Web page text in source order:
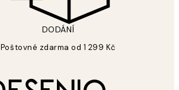
DODÁNÍ
Poštovné zdarma od 1 299 Kč